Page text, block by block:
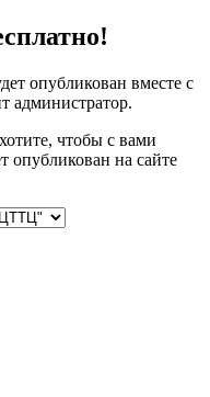
опубликован вместе с
администратор.
чтобы с вами
опубликован на сайте